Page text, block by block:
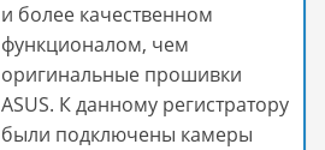
и более качественном
функционалом, чем
оригинальные прошивки
ASUS. К данному регистратору
были подключены камеры